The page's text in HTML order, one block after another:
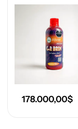
178.000,00$